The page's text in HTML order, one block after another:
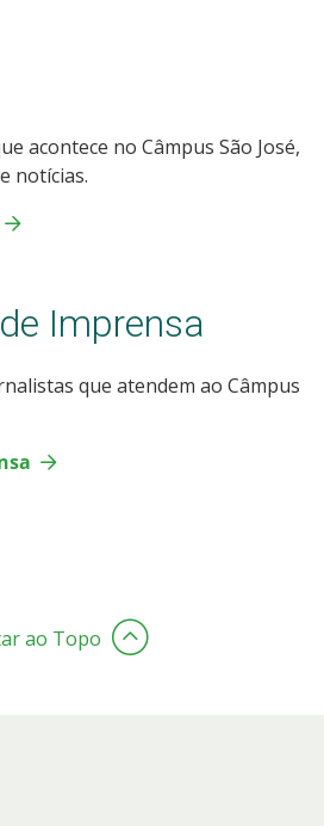
acontece no Câmpus São José,
notícias.
Imprensa
que atendem ao Câmpus
ao Topo